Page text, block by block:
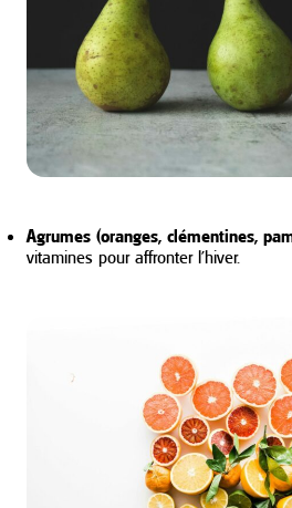
Agrumes (oranges, clémentines,
vitamines pour affronter l’hiver.